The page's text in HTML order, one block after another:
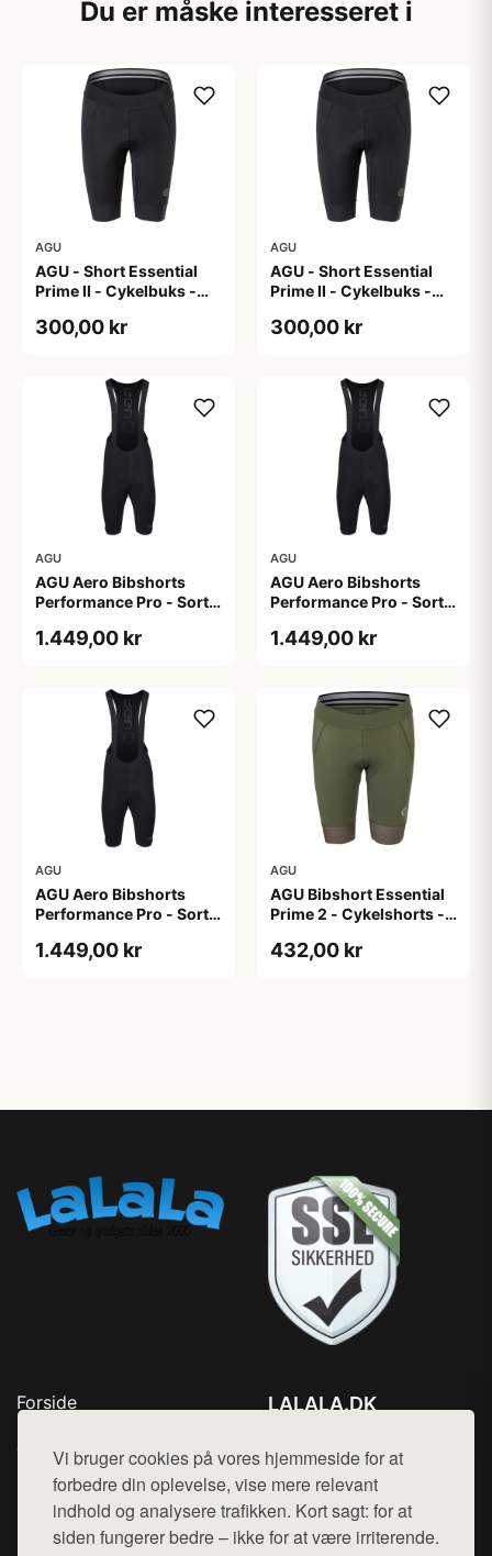
Vi bruger cookies på vores hjemmeside for at
forbedre din oplevelse, vise mere relevant
indhold og analysere trafikken. Kort sagt: for at
siden fungerer bedre – ikke for at være irriterende.
Du er måske interesseret i
AGU
AGU - Short Essential
Prime II - Cykelbuks -
300,00 kr
AGU
AGU - Short Essential
Prime II - Cykelbuks -
300,00 kr
AGU
AGU Aero Bibshorts
Performance Pro - Sort -
1.449,00 kr
AGU
AGU Aero Bibshorts
Performance Pro - Sort -
1.449,00 kr
AGU
AGU Aero Bibshorts
Performance Pro - Sort -
1.449,00 kr
AGU
AGU Bibshort Essential
Prime 2 - Cykelshorts -
2XL
432,00 kr
Forside
Top Rabatter
Blog
Kontakt
LALALA.DK
Mail: hej@want.dk
Cookie- og privatlivspolitik